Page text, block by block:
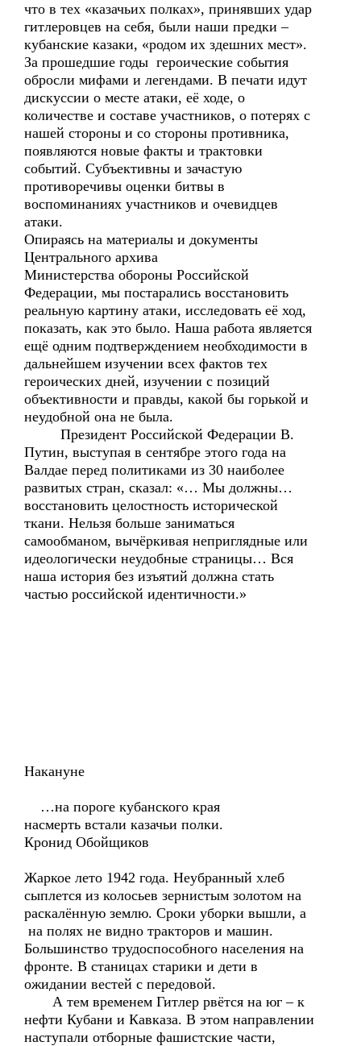
что в тех «казачьих полках», принявших удар
гитлеровцев на себя, были наши предки –
кубанские казаки, «родом их здешних мест».
За прошедшие годы героические события
обросли мифами и легендами. В печати идут
дискуссии о месте атаки, её ходе, о
количестве и составе участников, о потерях с
нашей стороны и со стороны противника,
появляются новые факты и трактовки
событий. Субъективны и зачастую
противоречивы оценки битвы в
воспоминаниях участников и очевидцев
атаки.
Опираясь на материалы и документы
Центрального архива
Министерства обороны Российской
Федерации, мы постарались восстановить
реальную картину атаки, исследовать её ход,
показать, как это было. Наша работа является
ещё одним подтверждением необходимости в
дальнейшем изучении всех фактов тех
героических дней, изучении с позиций
объективности и правды, какой бы горькой и
неудобной она не была.
Президент Российской Федерации В.
Путин, выступая в сентябре этого года на
Валдае перед политиками из 30 наиболее
развитых стран, сказал: «… Мы должны…
восстановить целостность исторической
ткани. Нельзя больше заниматься
самообманом, вычёркивая неприглядные или
идеологически неудобные страницы… Вся
наша история без изъятий должна стать
частью российской идентичности.»
Накануне
…на пороге кубанского края
насмерть встали казачьи полки.
Кронид Обойщиков
Жаркое лето 1942 года. Неубранный хлеб
сыплется из колосьев зернистым золотом на
раскалённую землю. Сроки уборки вышли, а
на полях не видно тракторов и машин.
Большинство трудоспособного населения на
фронте. В станицах старики и дети в
ожидании вестей с передовой.
А тем временем Гитлер рвётся на юг – к
нефти Кубани и Кавказа. В этом направлении
наступали отборные фашистские части,